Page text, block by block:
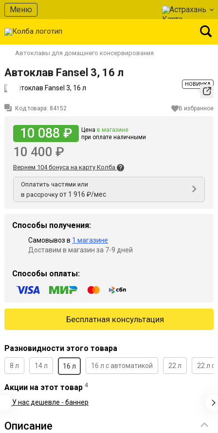
Меню Астрахань
Автоклавы для домашнего консервирования
Автоклав Fansel 3, 16 л
НОВИНКА
Код товара: 84152 В избранное
10 088 ₽ Цена в магазине
при оплате наличными
10 400 ₽
Вернем 104 бонуса на карту Колба
Оплатить частями или
в рассрочку от 1 916 ₽/мес
Способы получения:
Самовывоз в 1 магазине
Доставим в магазин за 7-9 дней
Способы оплаты:
Бесплатная консультация
Разновидности этого товара
8 л 14 л 16 л 16 л c автоматикой 22 л 22 л c
Акции на этот товар 4
Описание